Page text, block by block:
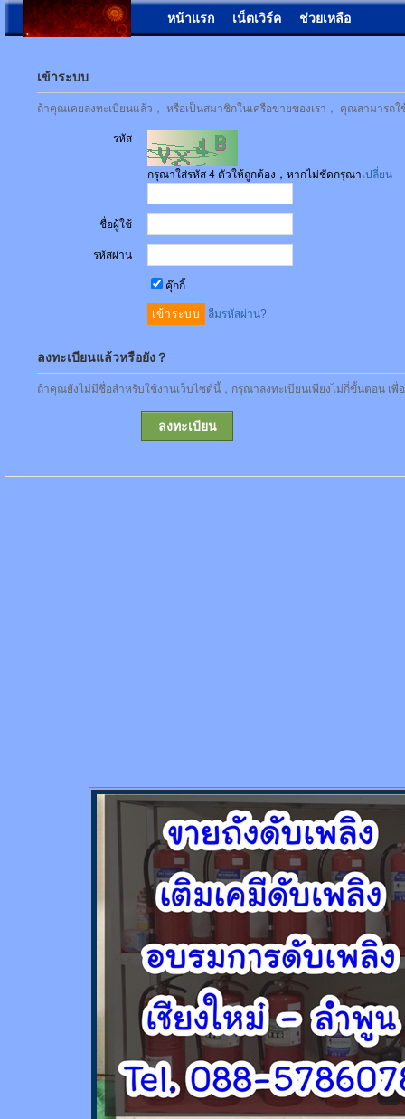
หน้าแรก เน็ตเวิร์ค ช่วยเหลือ
เข้าระบบ
ถ้าคุณเคยลงทะเบียนแล้ว， หรือเป็นสมาชิกในเครือข่ายของเรา， คุณสามาร
รหัส
กรุณาใส่รหัส 4 ตัวให้ถูกต้อง，หากไม่ชัดกรุณาเปลี่ยน
ชื่อผู้ใช้
รหัสผ่าน
คุ๊กกี้
ลืมรหัสผ่าน?
ลงทะเบียนแล้วหรือยัง？
ถ้าคุณยังไม่มีชื่อสำหรับใช้งานเว็บไซต์นี้，กรุณาลงทะเบียนเพียงไม่กี่ขั้นตอน เพื่
ลงทะเบียน